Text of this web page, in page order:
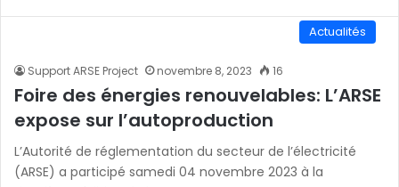
Actualités
Support ARSE Project novembre 8, 2023 16
Foire des énergies renouvelables: L’ARSE
expose sur l’autoproduction
L’Autorité de réglementation du secteur de l’électricité
(ARSE) a participé samedi 04 novembre 2023 à la